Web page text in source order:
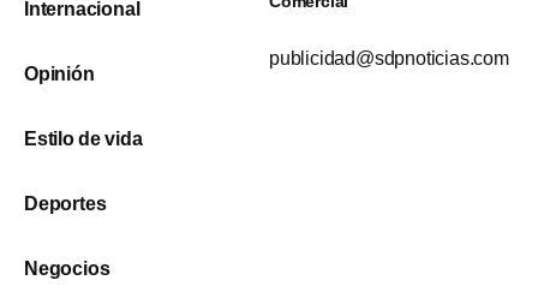
Internacional
Opinión
Estilo de vida
Deportes
Negocios
publicidad@sdpnoticias.com